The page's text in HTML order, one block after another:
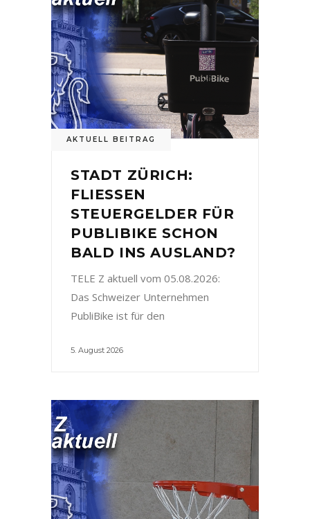
AKTUELL BEITRAG
STADT ZÜRICH:
FLIESSEN
STEUERGELDER FÜR
PUBLIBIKE SCHON
BALD INS AUSLAND?
TELE Z aktuell vom 05.08.2026:
Das Schweizer Unternehmen
PubliBike ist für den
5. August 2026